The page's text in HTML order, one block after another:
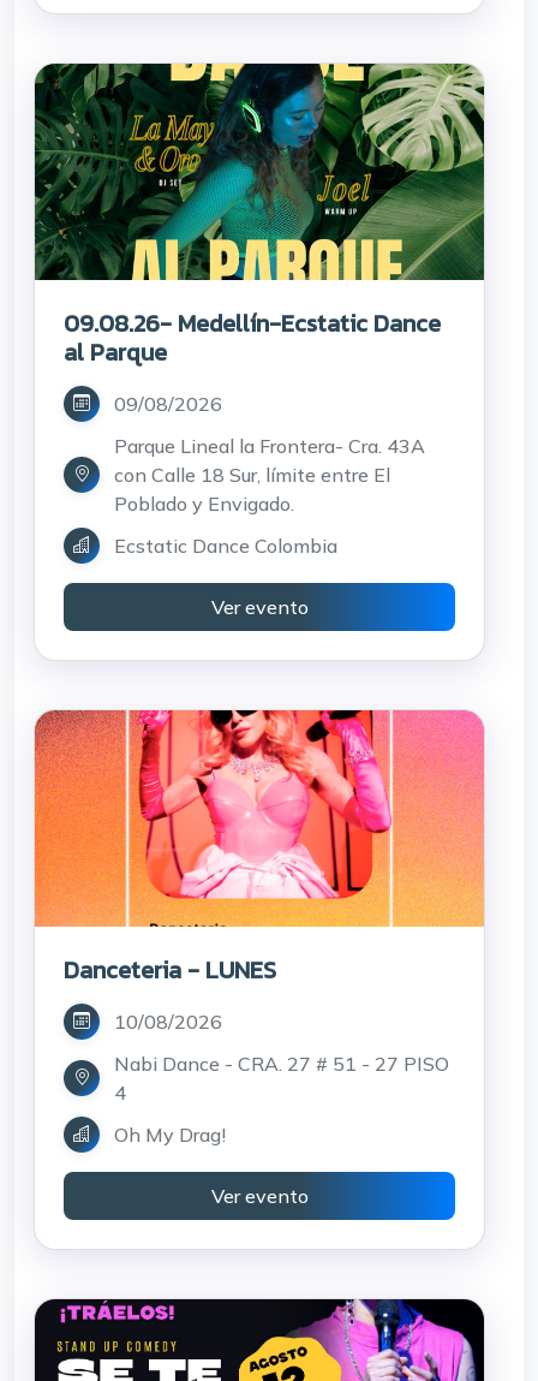
09.08.26- Medellín-Ecstatic Dance
al Parque
09/08/2026
Parque Lineal la Frontera- Cra. 43A
con Calle 18 Sur, límite entre El
Poblado y Envigado.
Ecstatic Dance Colombia
Ver evento
Danceteria - LUNES
10/08/2026
Nabi Dance - CRA. 27 # 51 - 27 PISO
4
Oh My Drag!
Ver evento